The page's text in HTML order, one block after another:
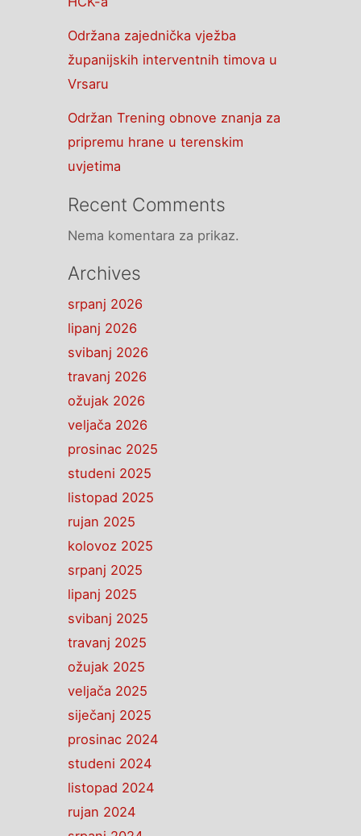
Održana zajednička vježba
županijskih interventnih timova u
Vrsaru
Održan Trening obnove znanja za
pripremu hrane u terenskim
uvjetima
Recent Comments
Nema komentara za prikaz.
Archives
srpanj 2026
lipanj 2026
svibanj 2026
travanj 2026
ožujak 2026
veljača 2026
prosinac 2025
studeni 2025
listopad 2025
rujan 2025
kolovoz 2025
srpanj 2025
lipanj 2025
svibanj 2025
travanj 2025
ožujak 2025
veljača 2025
siječanj 2025
prosinac 2024
studeni 2024
listopad 2024
rujan 2024